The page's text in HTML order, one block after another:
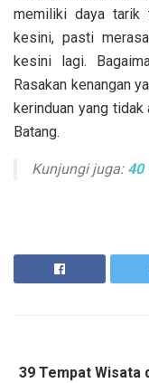
memiliki daya tarik
kesini, pasti
kesini lagi.
Rasakan kenangan
kerinduan yang tidak
Batang.
Kunjungi juga: 40
39 Tempat Wisata